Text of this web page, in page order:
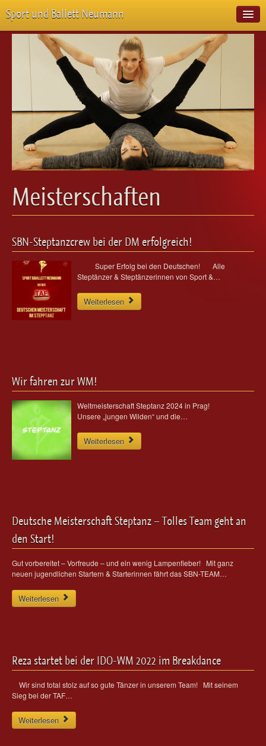
Sport und Ballett Neumann
Start
Neuigkeiten
Über Uns
Veranstaltungen
Emotion Pur
Meisterschaften
Projekte
Vorstellungen
Workshops
Galerie
Balletteckchen
Kontakt
Videos
Ballett für Erwachsene / Jugendliche
Kreative Früherziehung / Kinderballett
Modern / Jazz / Contemporary
Steptanz
Meisterschaften
SBN-Steptanzcrew bei der DM erfolgreich!
Super Erfolg bei den Deutschen! Alle
Steptänzer & Steptänzerinnen von Sport &…
Weiterlesen
Wir fahren zur WM!
Weltmeisterschaft Steptanz 2024 in Prag!
Unsere „jungen Wilden“ und die…
Weiterlesen
Deutsche Meisterschaft Steptanz – Tolles Team geht an
den Start!
Gut vorbereitet – Vorfreude – und ein wenig Lampenfieber! Mit ganz
neuen jugendlichen Startern & Starterinnen fährt das SBN-TEAM…
Weiterlesen
Reza startet bei der IDO-WM 2022 im Breakdance
Wir sind total stolz auf so gute Tänzer in unserem Team! Mit seinem
Sieg bei der TAF…
Weiterlesen